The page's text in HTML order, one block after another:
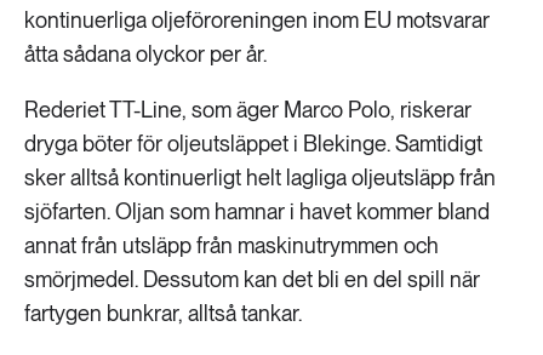
kontinuerliga oljeföroreningen inom EU motsvarar
åtta sådana olyckor per år.
Rederiet TT-Line, som äger Marco Polo, riskerar
dryga böter för oljeutsläppet i Blekinge. Samtidigt
sker alltså kontinuerligt helt lagliga oljeutsläpp från
sjöfarten. Oljan som hamnar i havet kommer bland
annat från utsläpp från maskinutrymmen och
smörjmedel. Dessutom kan det bli en del spill när
fartygen bunkrar, alltså tankar.